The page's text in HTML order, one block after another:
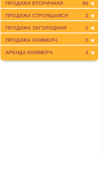
ПРОДАЖА ВТОРИЧНАЯ 86
ПРОДАЖА СТРОЯЩАЯСЯ 2
ПРОДАЖА ЗАГОРОДНАЯ 1
ПРОДАЖА КОММЕРЧ. 2
АРЕНДА КОММЕРЧ. 3